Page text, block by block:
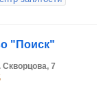
"Поиск"
Скворцова, 7